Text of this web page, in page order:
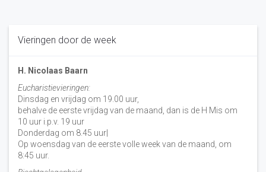
Vieringen door de week
H. Nicolaas Baarn
Eucharistievieringen:
Dinsdag en vrijdag om 19.00 uur,
behalve de eerste vrijdag van de maand, dan is de H Mis om
10 uur i.p.v. 19 uur
Donderdag om 8.45 uur|
Op woensdag van de eerste volle week van de maand, om
8:45 uur.